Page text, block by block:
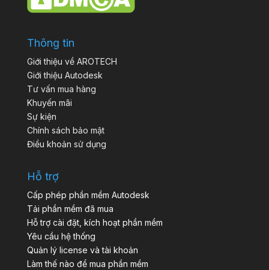
Thông tin
Giới thiệu về AROTECH
Giới thiệu Autodesk
Tư vấn mua hàng
Khuyến mãi
Sự kiện
Chính sách bảo mật
Điều khoản sử dụng
Hỗ trợ
Cấp phép phần mềm Autodesk
Tải phần mềm đã mua
Hỗ trợ cài đặt, kích hoạt phần mềm
Yêu cầu hệ thống
Quản lý license và tài khoản
Làm thế nào để mua phần mềm